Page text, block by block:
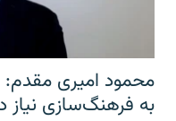
محمود امیری مقدم:
به فرهنگ‌سازی نیاز